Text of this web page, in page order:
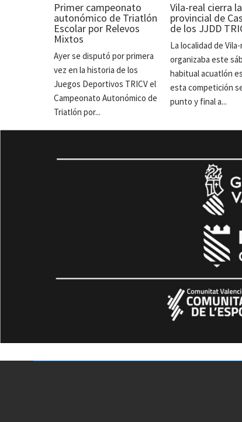
Primer campeonato
autonómico de Triatlón
Escolar por Relevos
Mixtos
Ayer se disputó por primera
vez en la historia de los
Juegos Deportivos TRICV el
Campeonato Autonómico de
Triatlón por...
Vila-real cierra
provincial de
de los JJDD
La localidad de
organizaba este
habitual acuatlón
esta competición
punto y final a...